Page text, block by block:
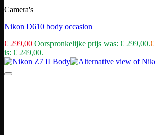
Camera's
Nikon D610 body occasion
€299,00 Oorspronkelijke prijs was: € 299,00.€
is: € 249,00.